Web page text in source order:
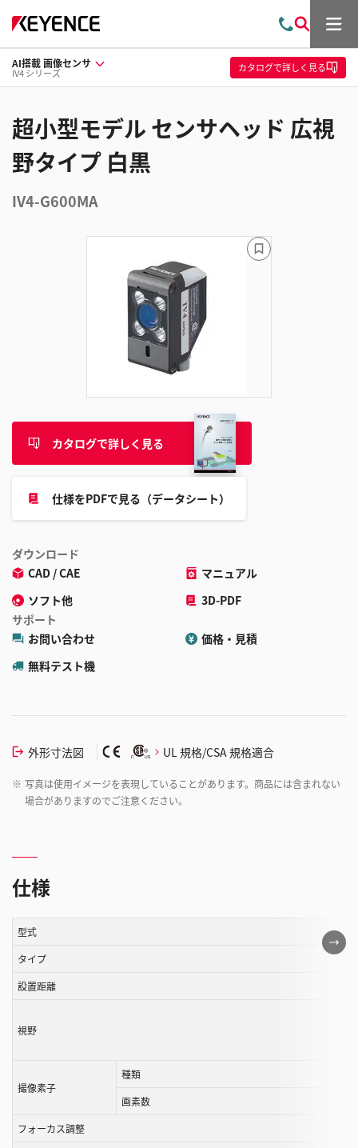
問
い
合
わ
索
メ
ュ
ー
AI搭載 画像センサ
IV4 シリーズ カタログで詳しく見る
超小型モデル センサヘッド 広視
野タイプ 白黒
IV4-G600MA
カタログで詳しく見る
仕様をPDFで見る（データシート）
ダウンロード
CAD / CAE
マニュアル
ソフト他
3D-PDF
サポート
お問い合わせ
価格・見積
無料テスト機
外形寸法図 UL 規格/CSA 規格適合
※ 写真は使用イメージを表現していることがあります。商品には含まれない
場合がありますのでご注意ください。
ブ
ッ
仕様
こ
の
型式
タイプ
設置距離
視野
撮像素子
種類
画素数
フォーカス調整